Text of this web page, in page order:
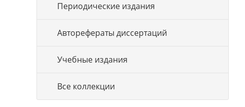
Периодические издания
Авторефераты диссертаций
Учебные издания
Все коллекции